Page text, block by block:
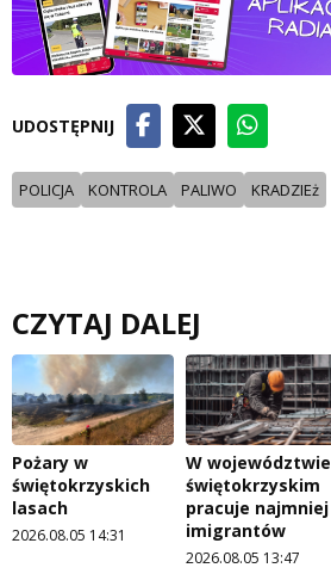
UDOSTĘPNIJ
POLICJA KONTROLA PALIWO KRADZIEż
CZYTAJ DALEJ
Pożary w
świętokrzyskich
lasach
2026.08.05 14:31
W województwie
świętokrzyskim
pracuje najmniej
imigrantów
2026.08.05 13:47